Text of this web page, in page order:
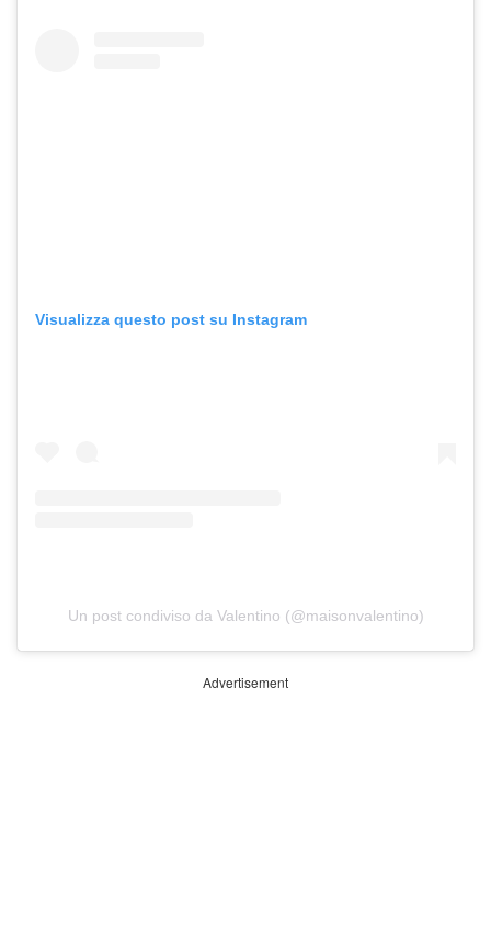
Visualizza questo post su Instagram
Un post condiviso da Valentino (@maisonvalentino)
Advertisement